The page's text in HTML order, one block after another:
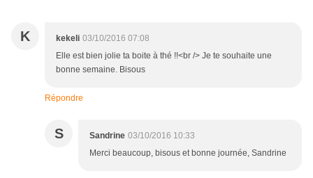
K kekeli 03/10/2016 07:08
Elle est bien jolie ta boite à thé !!<br /> Je te souhaite une
bonne semaine. Bisous
Répondre
S Sandrine 03/10/2016 10:33
Merci beaucoup, bisous et bonne journée, Sandrine